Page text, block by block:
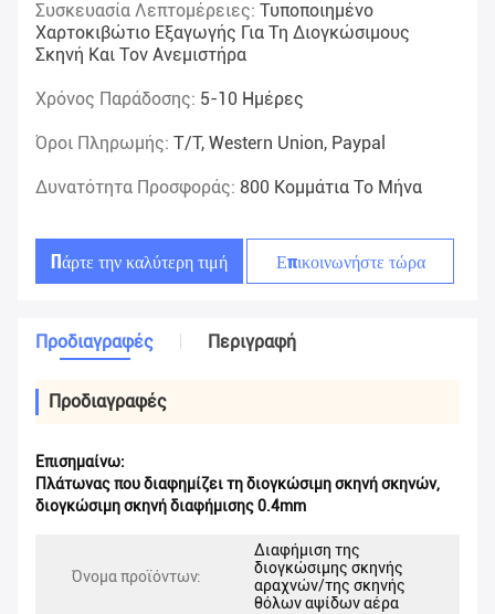
Συσκευασία Λεπτομέρειες: Τυποποιημένο
Χαρτοκιβώτιο Εξαγωγής Για Τη Διογκώσιμους
Σκηνή Και Τον Ανεμιστήρα
Χρόνος Παράδοσης: 5-10 Ημέρες
Όροι Πληρωμής: T/T, Western Union, Paypal
Δυνατότητα Προσφοράς: 800 Κομμάτια Το Μήνα
Πάρτε την καλύτερη τιμή Επικοινωνήστε τώρα
Προδιαγραφές Περιγραφή
Προδιαγραφές
Επισημαίνω:
Πλάτωνας που διαφημίζει τη διογκώσιμη σκηνή σκηνών,
διογκώσιμη σκηνή διαφήμισης 0.4mm
Όνομα προϊόντων:
Διαφήμιση της
διογκώσιμης σκηνής
αραχνών/της σκηνής
θόλων αψίδων αέρα